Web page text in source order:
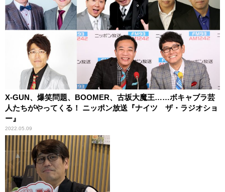
X-GUN、爆笑問題、BOOMER、古坂大魔王……ボキャブラ芸
人たちがやってくる！ ニッポン放送『ナイツ ザ・ラジオショ
ー』
2022.05.09